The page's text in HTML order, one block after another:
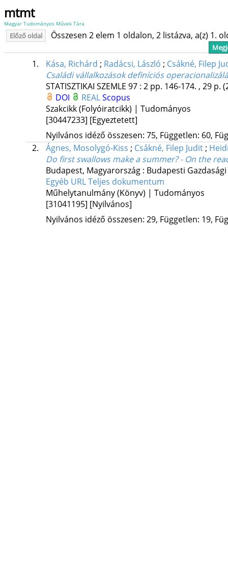
mtmt
Magyar Tudományos Művek Tára
Előző oldal Összesen 2 elem 1 oldalon, 2 listázva, a(z) 1.
1. Kása, Richárd ; Radácsi, László ; Csákné, Filep
Családi vállalkozások definíciós
STATISZTIKAI SZEMLE 97: 2 pp. 146-174. , 29 p.
DOI
REALScopus
Szakcikk (Folyóiratcikk) | Tudományos
[30447233] [Egyeztetett]
Nyilvános idéző összesen: 75, Független: 60,
2.
Ágnes, Mosolygó-Kiss ; Csákné, Filep Judit;
Do first swallows make a summer? - On the
Budapest, Magyarország : Budapesti
Egyéb URLTeljes dokumentum
Műhelytanulmány (Könyv) | Tudományos
[31041195] [Nyilvános]
Nyilvános idéző összesen: 29, Független: 19,